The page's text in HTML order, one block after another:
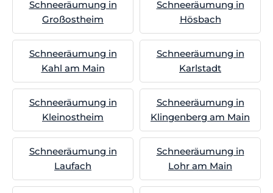
Schneeräumung in
Großostheim
Schneeräumung in
Hösbach
Schneeräumung in
Kahl am Main
Schneeräumung in
Karlstadt
Schneeräumung in
Kleinostheim
Schneeräumung in
Klingenberg am Main
Schneeräumung in
Laufach
Schneeräumung in
Lohr am Main